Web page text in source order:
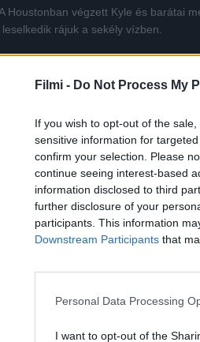
Filmi - Do Not Process My
If you wish to opt-out of the
sensitive information for
confirm your selection. Please
continue seeing interest-based
information disclosed to third
further disclosure of your
participants. This information
Downstream Participants that
Personal Data Processing
I want to opt-out of the
Houstonban végzett Kyle és barátai
rájuk a sekély vízben.
Tetszett a